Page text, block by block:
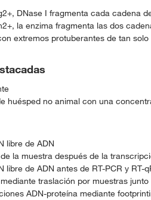
DNase I fragmenta cada cadena
la enzima fragmenta las dos
extremos protuberantes de tan
huésped no animal con una
libre de ADN
la muestra después de la
libre de ADN antes de RT-PCR y RT-
traslación por muestras
ADN-proteína mediante